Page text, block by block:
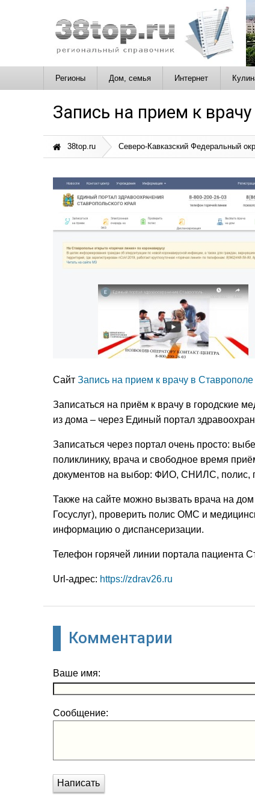
Регионы Дом, семья Интернет
Запись на прием к
38top.ru Северо-Кавказский Федеральный
Сайт Запись на прием к врачу в Ставрополе
Записаться на приём к врачу в городские
из дома – через Единый портал
Записаться через портал очень просто:
поликлинику, врача и свободное время
документов на выбор: ФИО, СНИЛС, полис,
Также на сайте можно вызвать врача на дом
Госуслуг), проверить полис ОМС и
информацию о диспансеризации.
Телефон горячей линии портала пациента
Url-адрес: https://zdrav26.ru
Комментарии
Ваше имя:
Сообщение:
Написать